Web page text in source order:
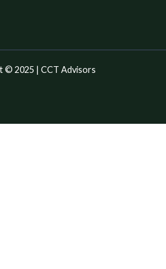
© 2025 | CCT Advisors